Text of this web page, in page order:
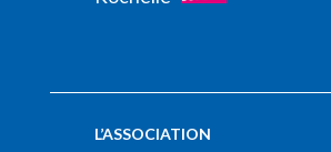
L’ASSOCIATION